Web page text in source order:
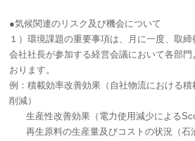
●気候関連のリスク及び機会について
１）環境課題の重要事項は、月に一度、取
会社社長が参加する経営会議において各部
おります。
例：積載効率改善効果（自社物流における
削減）
生産性改善効果（電力使用減少による
再生原料の生産量及びコストの状況（石